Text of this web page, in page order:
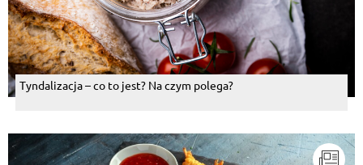
Tyndalizacja – co to jest? Na czym polega?